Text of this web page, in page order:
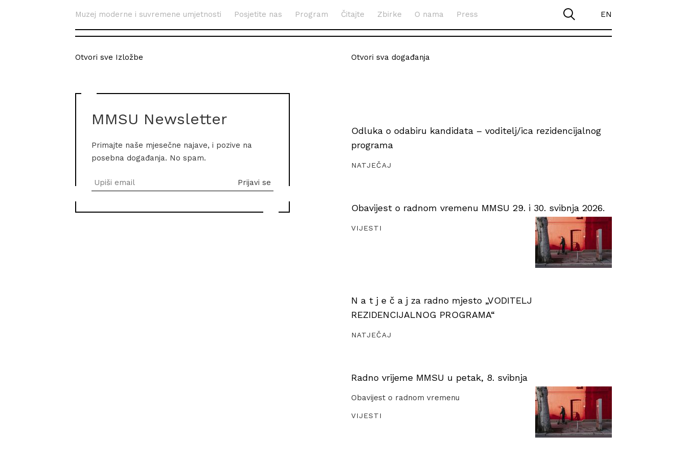
Muzej moderne i suvremene umjetnosti Posjetite nas Program Čitajte Zbirke O nama Press EN
Otvori sve Izložbe
MMSU Newsletter
Primajte naše mjesečne najave, i pozive na
posebna događanja. No spam.
Otvori sva događanja
Odluka o odabiru kandidata – voditelj/ica rezidencijalnog
programa
NATJEČAJ
Obavijest o radnom vremenu MMSU 29. i 30. svibnja 2026.
VIJESTI
N a t j e č a j za radno mjesto „VODITELJ
REZIDENCIJALNOG PROGRAMA“
NATJEČAJ
Radno vrijeme MMSU u petak, 8. svibnja
Obavijest o radnom vremenu
VIJESTI